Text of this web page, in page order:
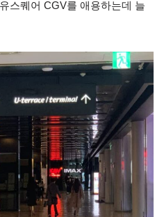
스퀘어 CGV를 애용하는데 늘